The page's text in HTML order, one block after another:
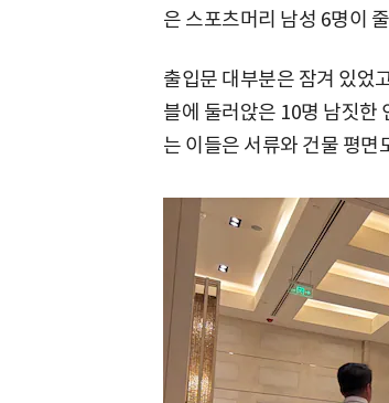
은 스포츠머리 남성 6명이
출입문 대부분은 잠겨 있었
블에 둘러앉은 10명 남짓한
는 이들은 서류와 건물 평면